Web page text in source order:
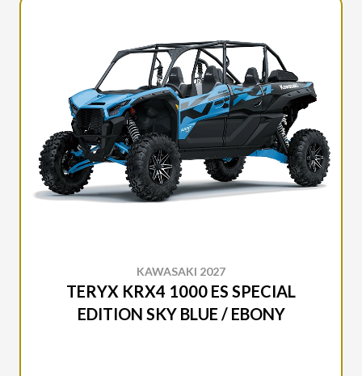
KAWASAKI 2027
TERYX KRX4 1000 ES SPECIAL
EDITION SKY BLUE / EBONY